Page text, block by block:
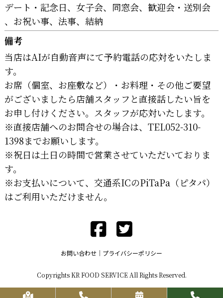
デート・記念日
女子会 同窓会
歓迎会・送別会
お祝い事
法事
結納
備考
当店はAIが自動音声にて予約電話の応対をいたしま
す。
お席（個室、お座敷など）・お料理・その他ご要望
がございましたら店舗スタッフと直接話したい旨を
お申し付けください。スタッフが応対いたします。
※直接店舗へのお問合せの場合は、TEL052-310-
1398までお願いします。
※祝日は土日の時間で営業させていただいておりま
す。
※お支払いについて、交通系ICのPiTaPa（ピタパ）
はご利用いただけません。
お問い合わせ プライバシーポリシー
Copyrights KR FOOD SERVICE All Rights Reserved.